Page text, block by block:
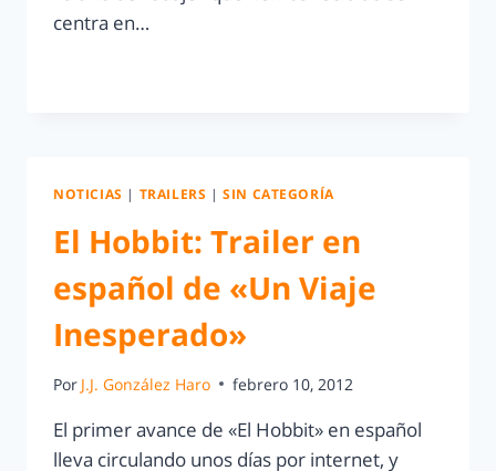
centra en…
NOTICIAS | TRAILERS |SIN CATEGORÍA
El Hobbit: Trailer en
español de «Un Viaje
Inesperado»
Por J.J. González Haro febrero 10, 2012
El primer avance de «El Hobbit» en español
lleva circulando unos días por internet, y